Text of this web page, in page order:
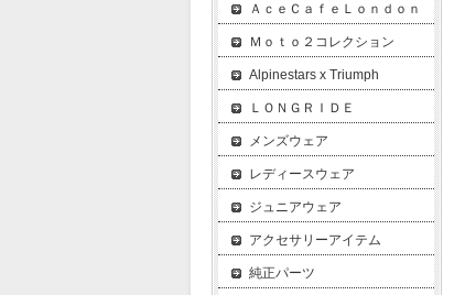
ＡｃｅＣａｆｅＬｏｎｄｏｎ
Ｍｏｔｏ２コレクション
Alpinestars x Triumph
ＬＯＮＧＲＩＤＥ
メンズウェア
レディースウェア
ジュニアウェア
アクセサリーアイテム
純正パーツ